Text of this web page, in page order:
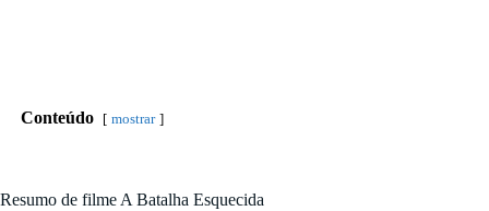
Conteúdo mostrar
Resumo de filme A Batalha Esquecida